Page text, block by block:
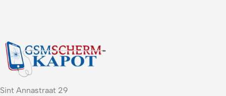
Sint Annastraat 29